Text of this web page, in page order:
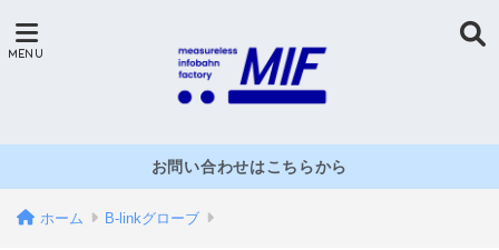
お問い合わせはこちらから
ホーム B-linkグローブ